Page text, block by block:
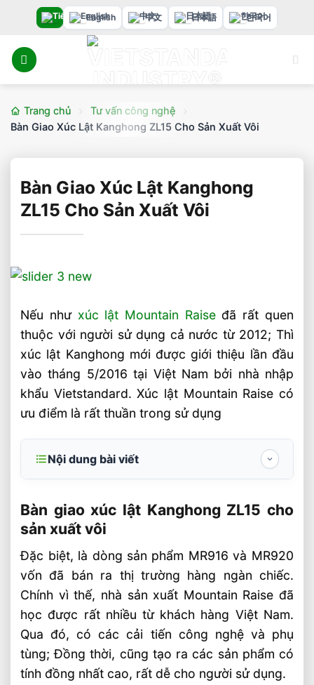
nội
dung
English 中文 日本語 한국어
Trang chủ
Tư vấn công nghệ
Bàn Giao Xúc Lật Kanghong ZL15 Cho Sản Xuất Vôi
Bàn Giao Xúc Lật Kanghong
ZL15 Cho Sản Xuất Vôi
Nếu như xúc lật Mountain Raiseđã rất quen
thuộc với người sử dụng cả nước từ 2012; Thì
xúc lật Kanghong mới được giới thiệu lần đầu
vào tháng 5/2016 tại Việt Nam bởi nhà nhập
khẩu Vietstandard. Xúc lật Mountain Raise có
ưu điểm là rất thuần trong sử dụng
Nội dung bài viết
xuất vôi
Bàn giao xúc lật Kanghong ZL15 cho sản
xuất vôi
Liên hệ mua sản phẩm
Bài Viết Liên Quan
Chọn Xe Nâng Điện Theo Thời Gian Sạc
Và Chạy Pin Phù Hợp
Sai Lầm Phổ Biến Khi Chọn Xe Nâng Điện
Cần Tránh Ngay
Bàn giao xúc lật Kanghong ZL15 cho
sản xuất vôi
Đặc biệt, là dòng sản phẩm MR916 và MR920
vốn đã bán ra thị trường hàng ngàn chiếc.
Chính vì thế, nhà sản xuất Mountain Raise đã
học được rất nhiều từ khách hàng Việt Nam.
Qua đó, có các cải tiến công nghệ và phụ
tùng; Đồng thời, cũng tạo ra các sản phẩm có
tính đồng nhất cao, rất dễ cho người sử dụng.